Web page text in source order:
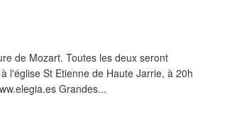
de Mozart. Toutes les deux seront
l'église St Etienne de Haute Jarrie, à 20h
Grandes...